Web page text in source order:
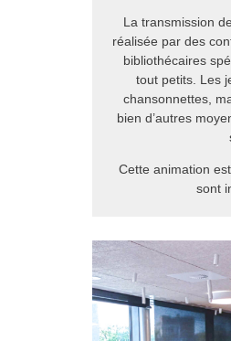
La transmission
réalisée par des
bibliothécaires
tout petits. Les
chansonnettes,
bien d’autres
Cette animation
sont